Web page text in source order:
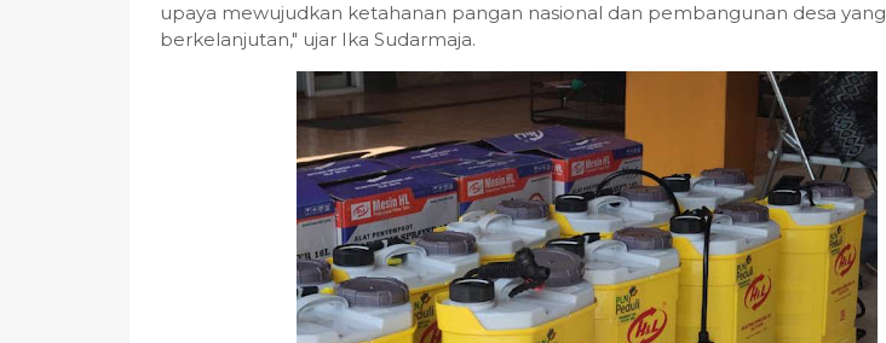
upaya mewujudkan ketahanan pangan nasional dan pembangunan desa yang
berkelanjutan," ujar Ika Sudarmaja.